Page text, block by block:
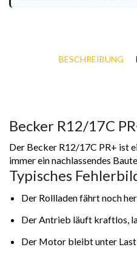
BESCHREIBUNG
Becker R12/17C
Der Becker R12/17C PR+ ist
immer ein nachlassendes
Typisches
Der Rollladen fährt noch
Der Antrieb läuft kraftlos,
Der Motor bleibt unter Last